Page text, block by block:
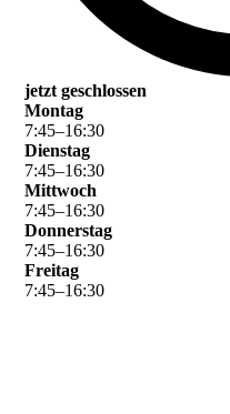
jetzt geschlossen
Montag
7:45–16:30
Dienstag
7:45–16:30
Mittwoch
7:45–16:30
Donnerstag
7:45–16:30
Freitag
7:45–16:30